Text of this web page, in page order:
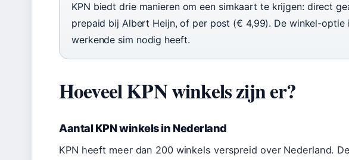
KPN biedt drie manieren om een simkaart te krijgen: direct
prepaid bij Albert Heijn, of per post (€ 4,99). De winkel-optie
werkende sim nodig heeft.
Hoeveel KPN winkels zijn er?
Aantal KPN winkels in Nederland
KPN heeft meer dan 200 winkels verspreid over Nederland.